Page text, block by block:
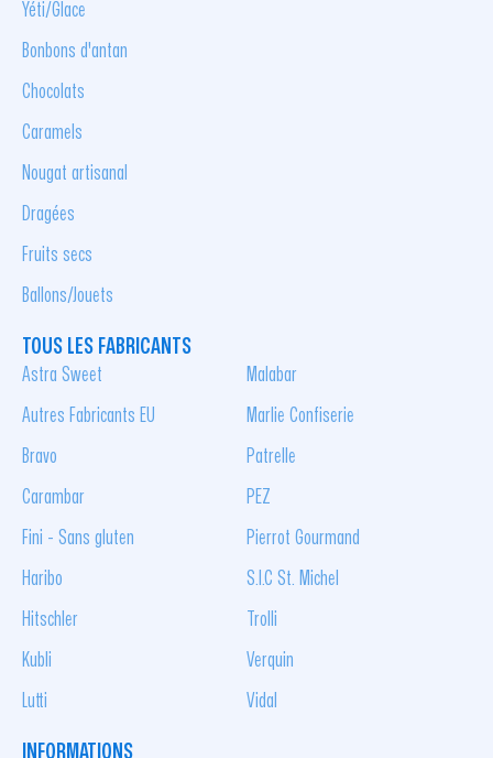
Yéti/Glace
Bonbons d'antan
Chocolats
Caramels
Nougat artisanal
Dragées
Fruits secs
Ballons/Jouets
TOUS LES FABRICANTS
Astra Sweet
Autres Fabricants EU
Bravo
Carambar
Fini - Sans gluten
Haribo
Hitschler
Kubli
Lutti
Malabar
Marlie Confiserie
Patrelle
PEZ
Pierrot Gourmand
S.I.C St. Michel
Trolli
Verquin
Vidal
INFORMATIONS